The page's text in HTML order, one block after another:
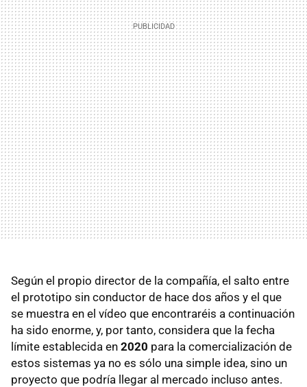
Según el propio director de la compañía, el salto entre
el prototipo sin conductor de hace dos años y el que
se muestra en el vídeo que encontraréis a continuación
ha sido enorme, y, por tanto, considera que la fecha
límite establecida en 2020 para la comercialización de
estos sistemas ya no es sólo una simple idea, sino un
proyecto que podría llegar al mercado incluso antes.